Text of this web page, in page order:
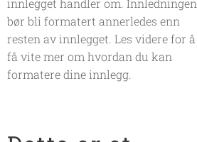
innlegget handler om. Innledningen
bør bli formatert annerledes enn
resten av innlegget. Les videre for å
få vite mer om hvordan du kan
formatere dine innlegg.